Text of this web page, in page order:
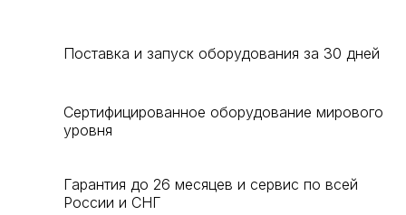
Поставка и запуск оборудования за 30 дней
Сертифицированное оборудование мирового
уровня
Гарантия до 26 месяцев и сервис по всей
России и СНГ